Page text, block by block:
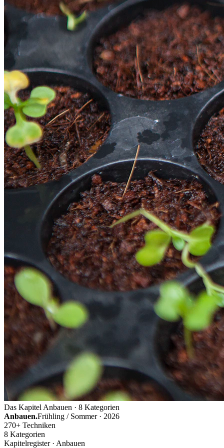
Das Kapitel Anbauen · 8 Kategorien
Anbauen.Frühling / Sommer · 2026
270+ Techniken
8 Kategorien
Kapitelregister · Anbauen